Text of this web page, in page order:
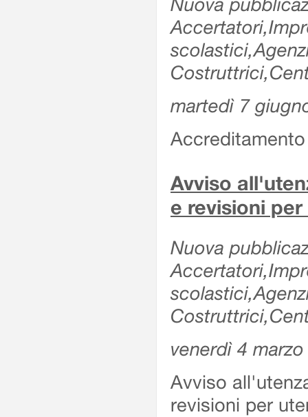
martedì 7
Avviso
e revisioni
Nuova
venerdì 4
Avviso
revisioni per